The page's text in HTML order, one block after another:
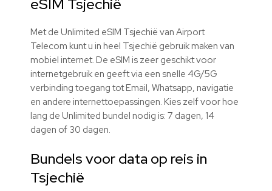
eSIM Tsjechië
Met de Unlimited eSIM Tsjechië van Airport
Telecom kunt u in heel Tsjechië gebruik maken van
mobiel internet. De eSIM is zeer geschikt voor
internetgebruik en geeft via een snelle 4G/5G
verbinding toegang tot Email, Whatsapp, navigatie
en andere internettoepassingen. Kies zelf voor hoe
lang de Unlimited bundel nodig is: 7 dagen, 14
dagen of 30 dagen.
Bundels voor data op reis in
Tsjechië